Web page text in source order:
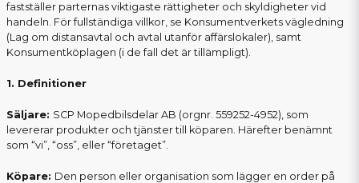
fastställer parternas viktigaste rättigheter och skyldigheter vid
handeln. För fullständiga villkor, se Konsumentverkets vägledning
(Lag om distansavtal och avtal utanför affärslokaler), samt
Konsumentköplagen (i de fall det är tillämpligt).
1. Definitioner
Säljare: SCP Mopedbilsdelar AB (orgnr. 559252-4952), som
levererar produkter och tjänster till köparen. Härefter benämnt
som “vi”, “oss”, eller “företaget”.
Köpare: Den person eller organisation som lägger en order på